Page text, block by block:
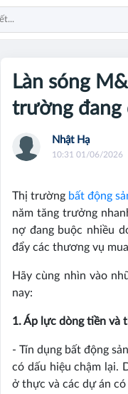
Làn sóng
trường đang
Nhật Hạ
10:31 01/06/2026
Thị trường bất động
năm tăng trưởng
nợ đang buộc nhiều
đẩy các thương vụ
Hãy cùng nhìn vào
nay:
1. Áp lực dòng tiền và
- Tín dụng bất động
có dấu hiệu chậm lại.
ở thực và các dự án